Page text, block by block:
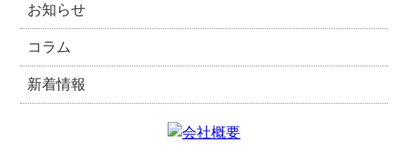
お知らせ
コラム
新着情報